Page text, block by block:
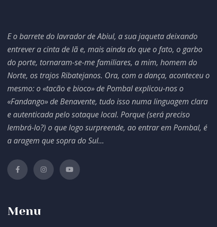
E o barrete do lavrador de Abiul, a sua jaqueta deixando
entrever a cinta de lã e, mais ainda do que o fato, o garbo
do porte, tornaram-se-me familiares, a mim, homem do
Norte, os trajos Ribatejanos. Ora, com a dança, aconteceu o
mesmo: o «tacão e bioco» de Pombal explicou-nos o
«Fandango» de Benavente, tudo isso numa linguagem clara
e autenticada pelo sotaque local. Porque (será preciso
lembrá-lo?) o que logo surpreende, ao entrar em Pombal, é
a aragem que sopra do Sul...
Menu